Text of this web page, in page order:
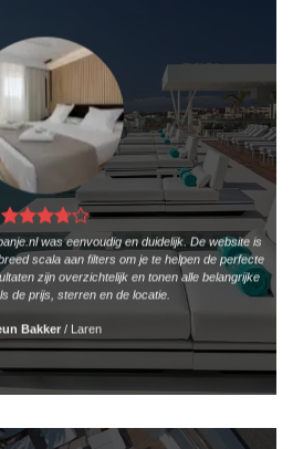
was eenvoudig en duidelijk. De website is
scala aan filters om je te helpen de perfecte
zijn overzichtelijk en tonen alle belangrijke
de prijs, sterren en de locatie.
Bakker / Laren